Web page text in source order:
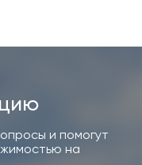
и помогут
на